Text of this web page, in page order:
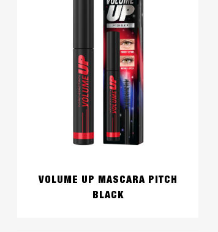
VOLUME UP MASCARA PITCH
BLACK